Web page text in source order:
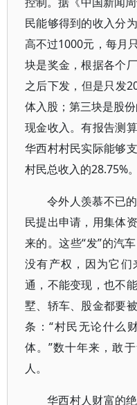
民能够得到的收入分
高不过1000元，每月
块是奖金，根据各个
之后下发，但是只发
体入股；第三块是股
现金收入。有报告测
华西村村民实际能够
村民总收入的28.75%。
令外人羡慕不已
民提出申请，用集体
来的。这些“发”的汽
没有产权，因为它们
通，不能变现，也不
墅、轿车、股金都要
条：“村民无论什么
体。”数十年来，敢
人。
华西村人财富的